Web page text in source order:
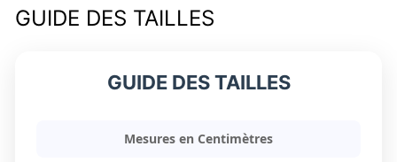
GUIDE DES TAILLES
GUIDE DES TAILLES
Mesures en Centimètres